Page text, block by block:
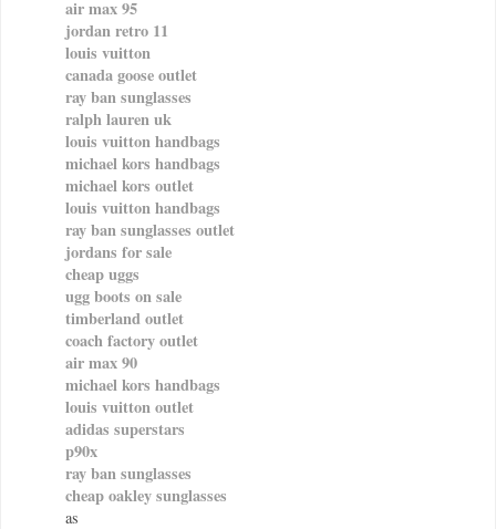
air max 95
jordan retro 11
louis vuitton
canada goose outlet
ray ban sunglasses
ralph lauren uk
louis vuitton handbags
michael kors handbags
michael kors outlet
louis vuitton handbags
ray ban sunglasses outlet
jordans for sale
cheap uggs
ugg boots on sale
timberland outlet
coach factory outlet
air max 90
michael kors handbags
louis vuitton outlet
adidas superstars
p90x
ray ban sunglasses
cheap oakley sunglasses
as